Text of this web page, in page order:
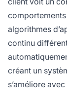
comportements
algorithmes
continu
créant un
s’améliore